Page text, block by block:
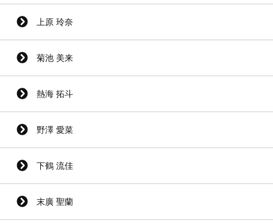
上原 玲奈
菊池 美来
熱海 拓斗
野澤 愛菜
下鶴 流佳
末廣 聖蘭